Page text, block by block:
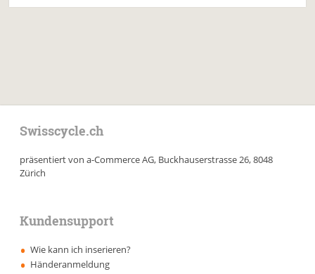
Swisscycle.ch
präsentiert von a-Commerce AG, Buckhauserstrasse 26, 8048
Zürich
Kundensupport
Wie kann ich inserieren?
Händeranmeldung